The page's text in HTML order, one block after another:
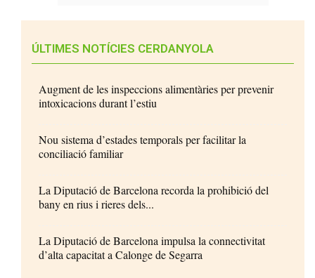
ÚLTIMES NOTÍCIES CERDANYOLA
Augment de les inspeccions alimentàries per prevenir
intoxicacions durant l’estiu
Nou sistema d’estades temporals per facilitar la
conciliació familiar
La Diputació de Barcelona recorda la prohibició del
bany en rius i rieres dels...
La Diputació de Barcelona impulsa la connectivitat
d’alta capacitat a Calonge de Segarra